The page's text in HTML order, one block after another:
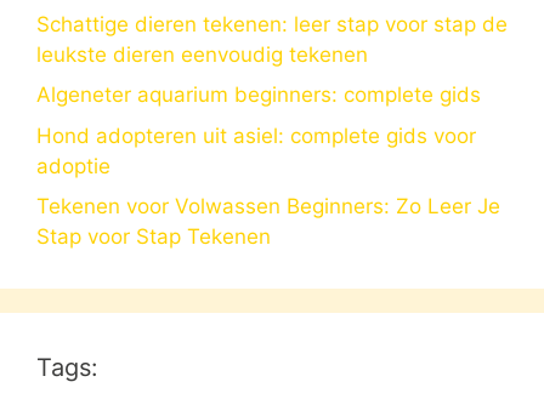
Schattige dieren tekenen: leer stap voor stap de
leukste dieren eenvoudig tekenen
Algeneter aquarium beginners: complete gids
Hond adopteren uit asiel: complete gids voor
adoptie
Tekenen voor Volwassen Beginners: Zo Leer Je
Stap voor Stap Tekenen
Tags: